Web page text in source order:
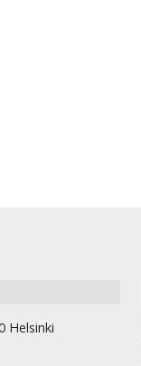
Helsinki